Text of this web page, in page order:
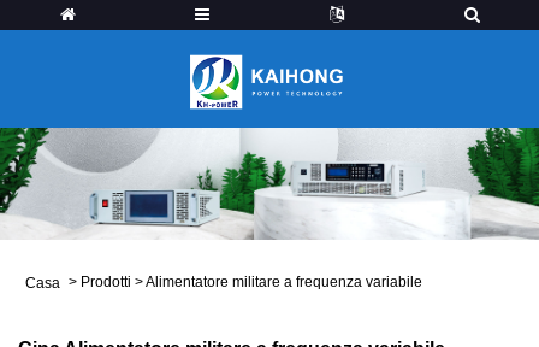
Casa > Prodotti >Alimentatore militare a frequenza variabile